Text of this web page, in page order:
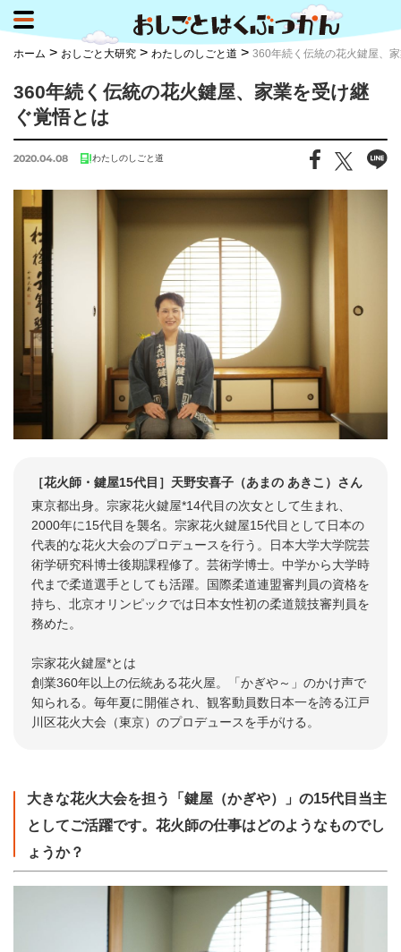
ホーム > おしごと大研究 > わたしのしごと道 > 360年続く伝統の花火鍵屋、
360年続く伝統の花火鍵屋、家業を受け継
ぐ覚悟とは
2020.04.08 わたしのしごと道
［花火師・鍵屋15代目］天野安喜子（あまの あきこ）さん
東京都出身。宗家花火鍵屋*14代目の次女として生まれ、
2000年に15代目を襲名。宗家花火鍵屋15代目として日本の
代表的な花火大会のプロデュースを行う。日本大学大学院芸
術学研究科博士後期課程修了。芸術学博士。中学から大学時
代まで柔道選手としても活躍。国際柔道連盟審判員の資格を
持ち、北京オリンピックでは日本女性初の柔道競技審判員を
務めた。
宗家花火鍵屋*とは
創業360年以上の伝統ある花火屋。「かぎや～」のかけ声で
知られる。毎年夏に開催され、観客動員数日本一を誇る江戸
川区花火大会（東京）のプロデュースを手がける。
大きな花火大会を担う「鍵屋（かぎや）」の15代目当主
としてご活躍です。花火師の仕事はどのようなものでし
ょうか？